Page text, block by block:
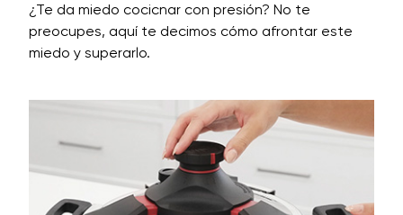
¿Te da miedo cocicnar con presión? No te
preocupes, aquí te decimos cómo afrontar este
miedo y superarlo.